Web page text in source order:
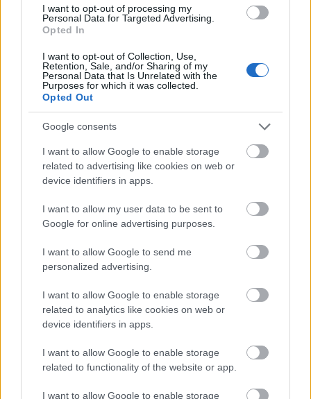
I want to opt-out of processing my
Personal Data for Targeted Advertising.
Opted In
I want to opt-out of Collection, Use,
Retention, Sale, and/or Sharing of my
Personal Data that Is Unrelated with the
Purposes for which it was collected.
Opted Out
Google consents
I want to allow Google to enable storage
related to advertising like cookies on web or
device identifiers in apps.
I want to allow my user data to be sent to
Google for online advertising purposes.
I want to allow Google to send me
personalized advertising.
I want to allow Google to enable storage
related to analytics like cookies on web or
device identifiers in apps.
I want to allow Google to enable storage
related to functionality of the website or app.
I want to allow Google to enable storage
Búcsúztasd a telet firenzei farsangi sütivel, ami
állítólag Leonardo da Vinci leghíresebb modellje,
Lisa Gherardini (Mona Lisa) vonalaira is komoly ...
Múlt, jelen, manicotti: köszöntsd az
ünnepeket világhódító olasz-
amerikai tésztával